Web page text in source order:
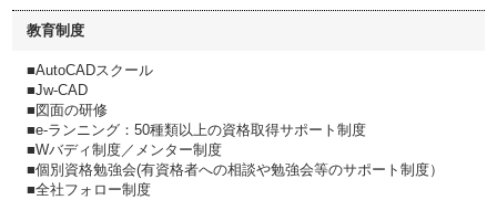
教育制度
■AutoCADスクール
■Jw‐CAD
■図面の研修
■e-ランニング：50種類以上の資格取得サポート制度
■Wバディ制度／メンター制度
■個別資格勉強会(有資格者への相談や勉強会等のサポート制度）
■全社フォロー制度